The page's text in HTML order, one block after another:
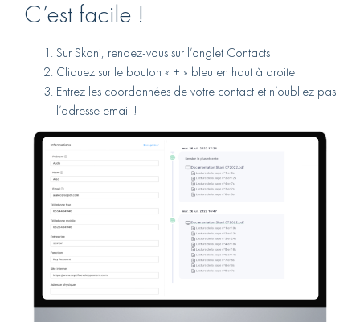
C’est facile !
Sur Skani, rendez-vous sur l’onglet Contacts
Cliquez sur le bouton « + » bleu en haut à droite
Entrez les coordonnées de votre contact et n’oubliez pas
l’adresse email !